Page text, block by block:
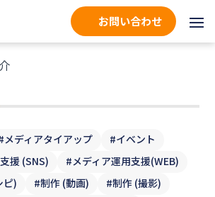
お問い合わせ
メディアタイアップ
#イベント
援 (SNS)
#メディア運用支援(WEB)
ピ)
#制作 (動画)
#制作 (撮影)